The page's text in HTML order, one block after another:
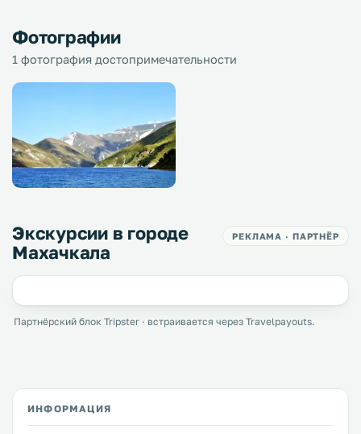
Фотографии
1 фотография достопримечательности
Экскурсии в городе
Махачкала
РЕКЛАМА · ПАРТНЁР
Партнёрский блок Tripster · встраивается через Travelpayouts.
ИНФОРМАЦИЯ